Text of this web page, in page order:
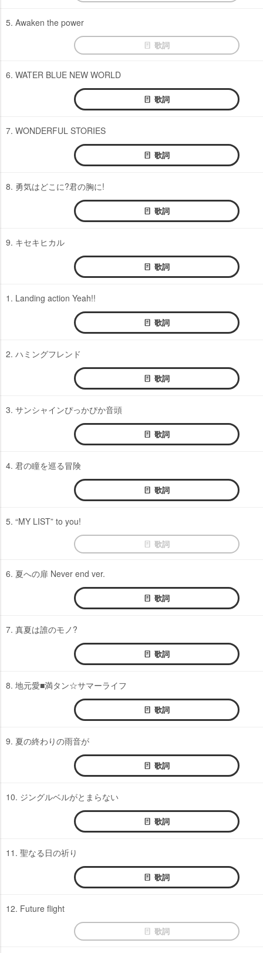
5. Awaken the power
歌詞
6. WATER BLUE NEW WORLD
歌詞
7. WONDERFUL STORIES
歌詞
8. 勇気はどこに?君の胸に!
歌詞
9. キセキヒカル
歌詞
1. Landing action Yeah!!
歌詞
2. ハミングフレンド
歌詞
3. サンシャインぴっかぴか音頭
歌詞
4. 君の瞳を巡る冒険
歌詞
5. “MY LIST” to you!
歌詞
6. 夏への扉 Never end ver.
歌詞
7. 真夏は誰のモノ?
歌詞
8. 地元愛■満タン☆サマーライフ
歌詞
9. 夏の終わりの雨音が
歌詞
10. ジングルベルがとまらない
歌詞
11. 聖なる日の祈り
歌詞
12. Future flight
歌詞